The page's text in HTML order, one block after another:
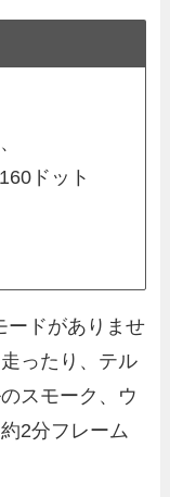
ドット
ードがありませ
ったり、テル
スモーク、ウ
2分フレーム